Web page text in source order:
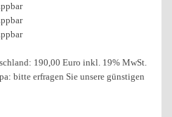
190,00 Euro inkl. 19% MwSt.
bitte erfragen Sie unsere günstigen